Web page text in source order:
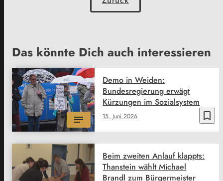
Das könnte Dich auch interessieren
bookmark_border
15. Juni 2026
Demo in Weiden:
Bundesregierung erwägt
Kürzungen im Sozialsystem
Beim zweiten Anlauf klappts:
Thanstein wählt Michael
Brandl zum Bürgermeister